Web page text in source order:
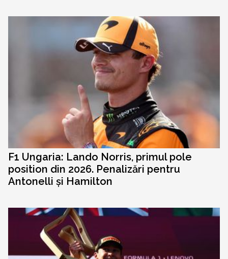
F1 Ungaria: Lando Norris, primul pole
position din 2026. Penalizări pentru
Antonelli și Hamilton